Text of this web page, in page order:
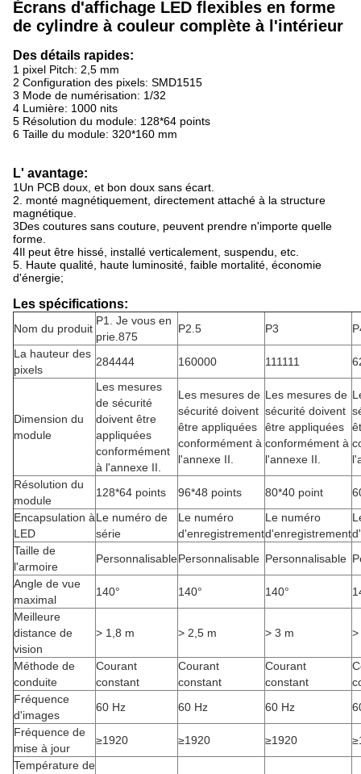
Écrans d'affichage LED flexibles en forme
de cylindre à couleur complète à l'intérieur
Des détails rapides:
1 pixel Pitch: 2,5 mm
2 Configuration des pixels: SMD1515
3 Mode de numérisation: 1/32
4 Lumière: 1000 nits
5 Résolution du module: 128*64 points
6 Taille du module: 320*160 mm
L' avantage:
1Un PCB doux, et bon doux sans écart.
2. monté magnétiquement, directement attaché à la structure
magnétique.
3Des coutures sans couture, peuvent prendre n'importe quelle
forme.
4Il peut être hissé, installé verticalement, suspendu, etc.
5. Haute qualité, haute luminosité, faible mortalité, économie
d'énergie;
Les spécifications:
Nom du produit
P1. Je vous en
prie.875
P2.5 P3
La hauteur des
pixels
284444 160000 111111
Dimension du
module
Les mesures
de sécurité
doivent être
appliquées
conformément
à l'annexe II.
Les mesures de
sécurité doivent
être appliquées
conformément à
l'annexe II.
Les mesures de
sécurité doivent
être appliquées
conformément à
l'annexe II.
Résolution du
module
128*64 points 96*48 points 80*40 point
Encapsulation à
LED
Le numéro de
série
Le numéro
d'enregistrement
Le numéro
d'enregistrement
Taille de
l'armoire
PersonnalisablePersonnalisable Personnalisable
Angle de vue
maximal
140° 140° 140°
Meilleure
distance de
vision
> 1,8 m > 2,5 m > 3 m >
Méthode de
conduite
Courant
constant
Courant
constant
Courant
constant
Fréquence
d'images
60 Hz 60 Hz 60 Hz
Fréquence de
mise à jour
≥1920 ≥1920 ≥1920
Température de